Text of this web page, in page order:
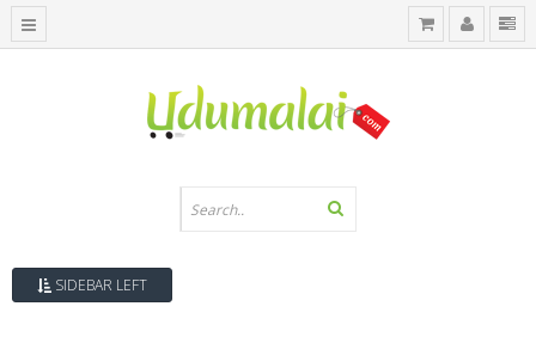
SIDEBAR LEFT